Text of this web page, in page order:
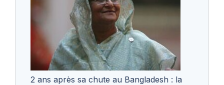
2 ans après sa chute au Bangladesh : la